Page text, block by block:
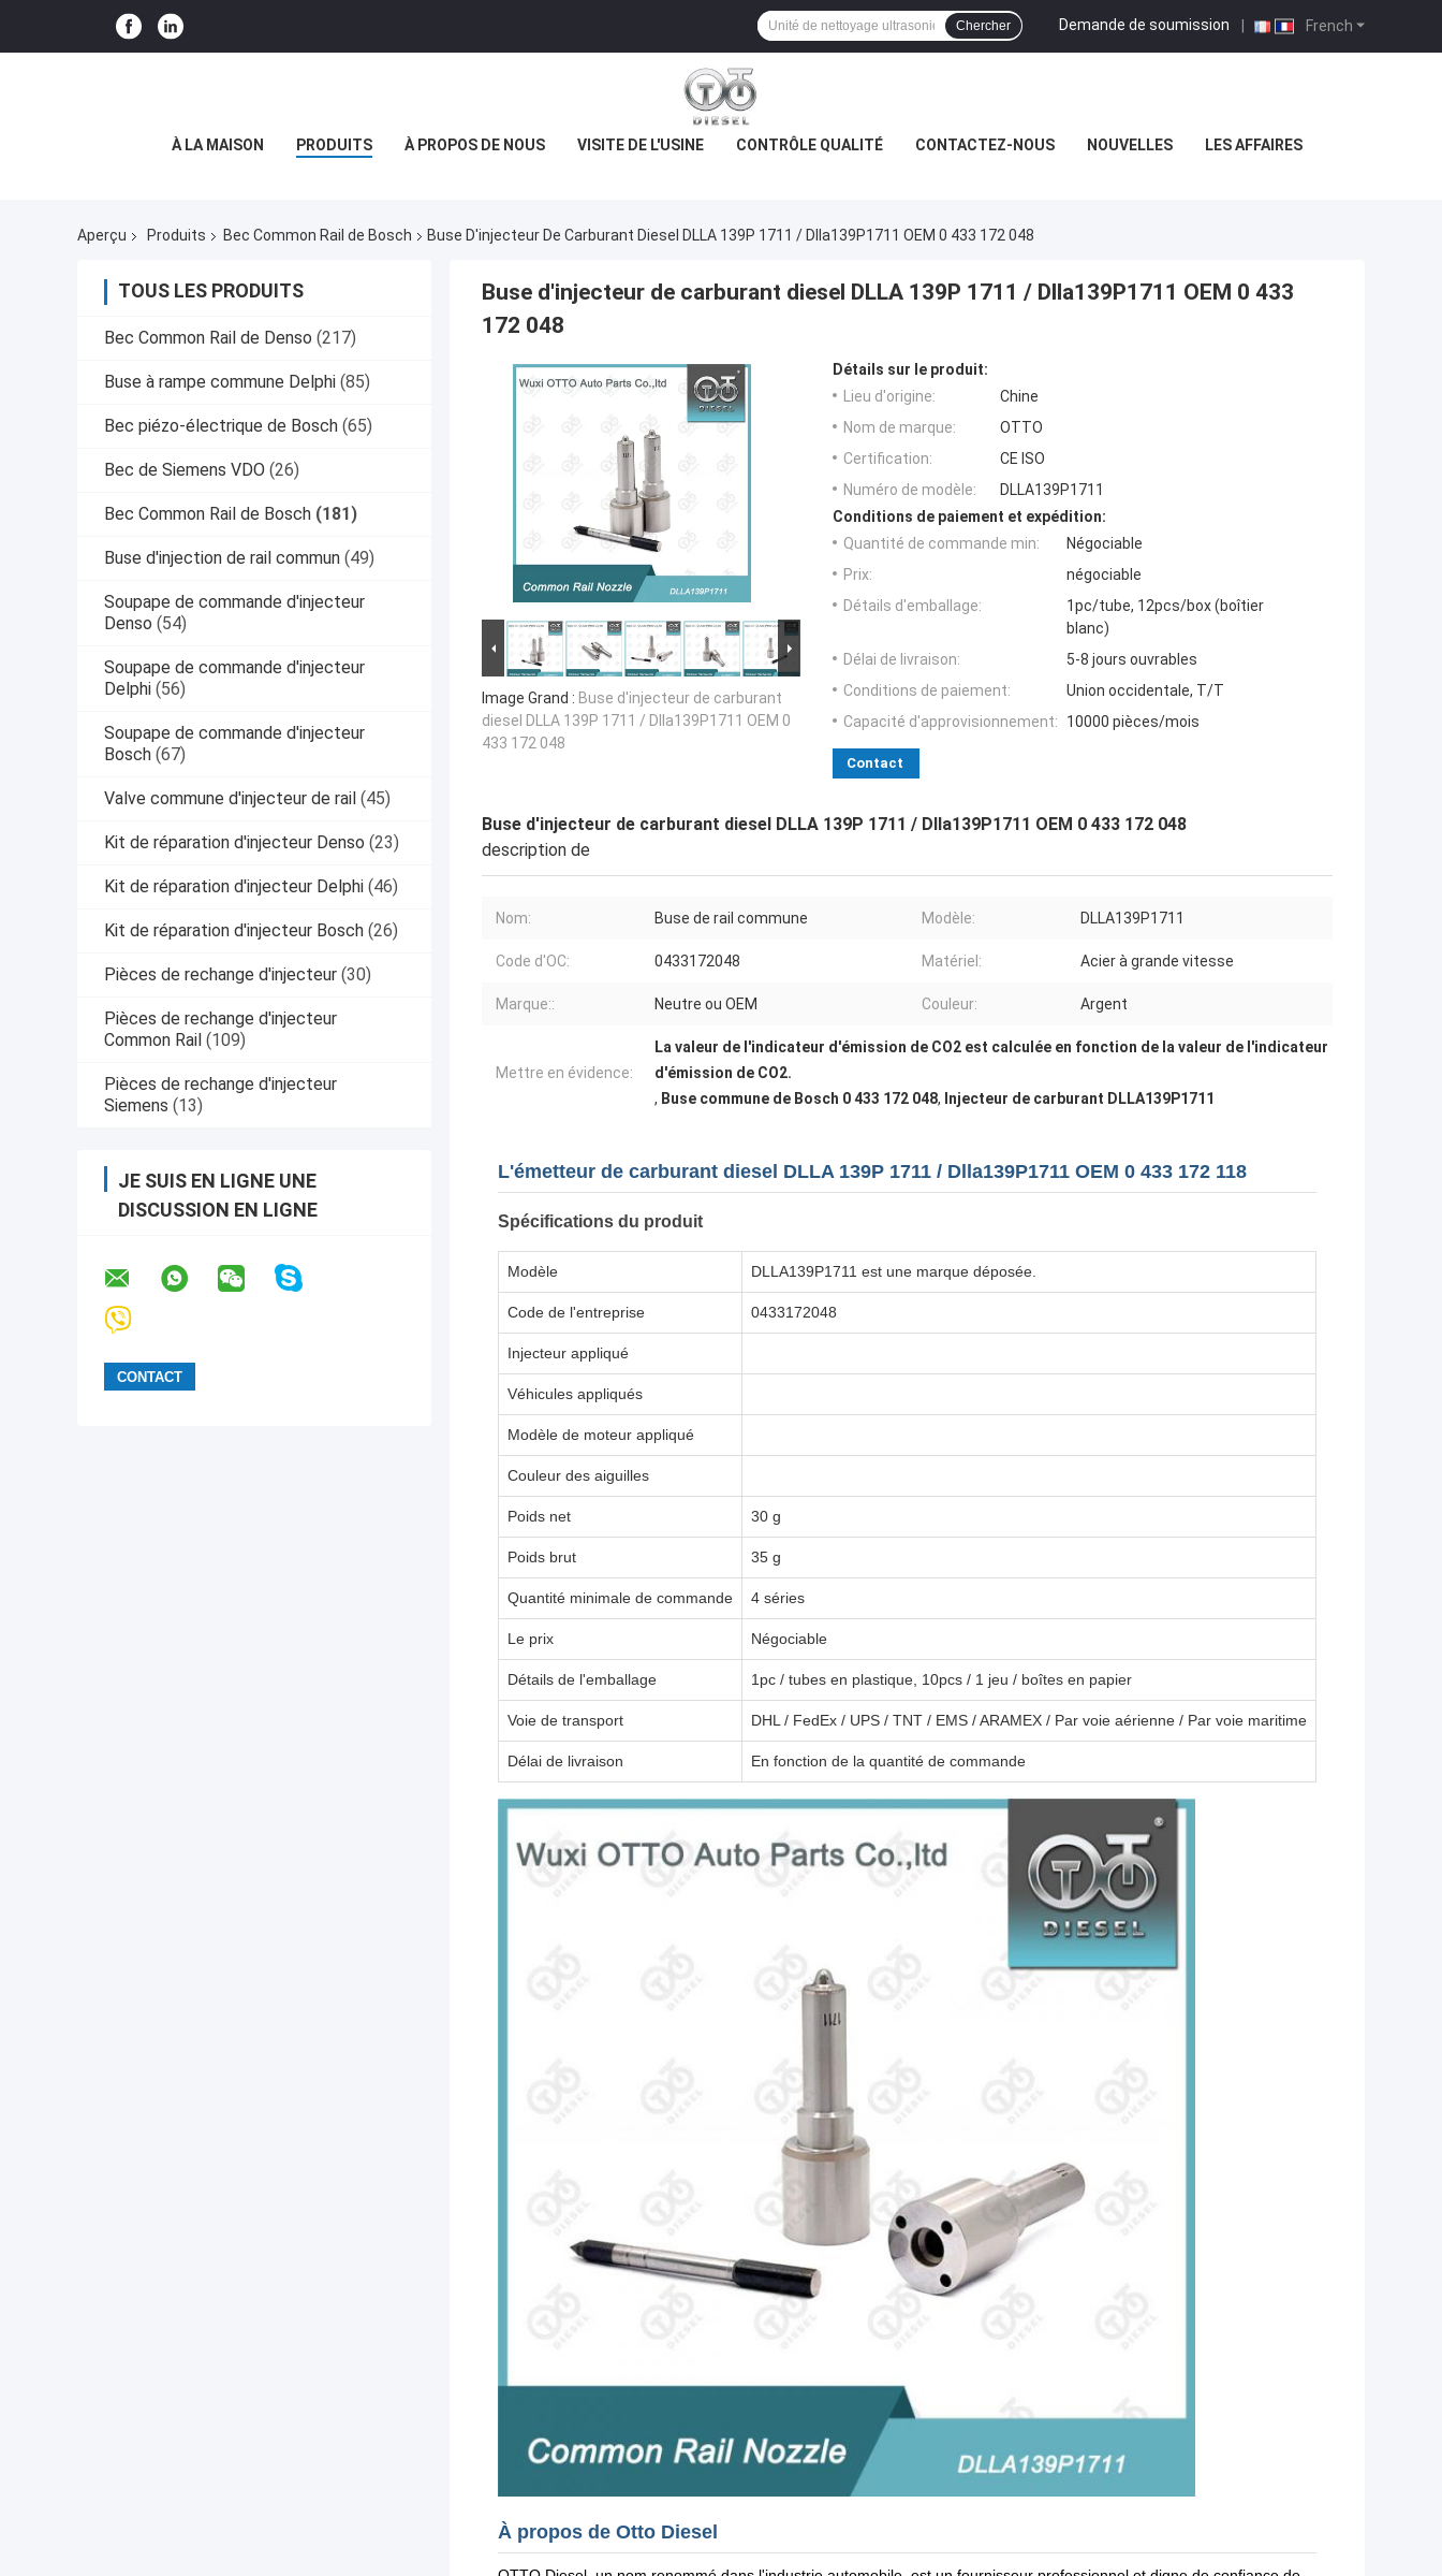
French
Demande de soumission |
Chercher
À LA MAISON PRODUITS À PROPOS DE NOUS VISITE DE L'USINE CONTRÔLE QUALITÉ CONTACTEZ-NOUS NOUVELLES LES AFFAIRES
Aperçu Produits Bec Common Rail de Bosch Buse D'injecteur De Carburant Diesel DLLA 139P 1711 / Dlla139P1711 OEM 0 433 172 048
TOUS LES PRODUITS
Bec Common Rail de Denso (217)
Buse à rampe commune Delphi (85)
Bec piézo-électrique de Bosch (65)
Bec de Siemens VDO (26)
Bec Common Rail de Bosch (181)
Buse d'injection de rail commun (49)
Soupape de commande d'injecteur
Denso (54)
Soupape de commande d'injecteur
Delphi (56)
Soupape de commande d'injecteur
Bosch (67)
Valve commune d'injecteur de rail (45)
Kit de réparation d'injecteur Denso (23)
Kit de réparation d'injecteur Delphi (46)
Kit de réparation d'injecteur Bosch (26)
Pièces de rechange d'injecteur (30)
Pièces de rechange d'injecteur
Common Rail (109)
Pièces de rechange d'injecteur
Siemens (13)
JE SUIS EN LIGNE UNE
DISCUSSION EN LIGNE
Buse d'injecteur de carburant diesel DLLA 139P 1711 / Dlla139P1711 OEM 0 433
172 048
Image Grand : Buse d'injecteur de carburant
diesel DLLA 139P 1711 / Dlla139P1711 OEM 0
433 172 048
Détails sur le produit:
Lieu d'origine:
Chine
Nom de marque:
OTTO
Certification:
CE ISO
Numéro de modèle:
DLLA139P1711
Conditions de paiement et expédition:
Quantité de commande min:
Négociable
Prix:
négociable
Détails d'emballage:
1pc/tube, 12pcs/box (boîtier
blanc)
Délai de livraison:
5-8 jours ouvrables
Conditions de paiement:
Union occidentale, T/T
Capacité d'approvisionnement:
10000 pièces/mois
Contact
Buse d'injecteur de carburant diesel DLLA 139P 1711 / Dlla139P1711 OEM 0 433 172 048
description de
Nom: Buse de rail commune Modèle: DLLA139P1711
Code d'OC: 0433172048 Matériel: Acier à grande vitesse
Marque:: Neutre ou OEM Couleur: Argent
Mettre en évidence:
La valeur de l'indicateur d'émission de CO2 est calculée en fonction de la valeur de l'indicateur
d'émission de CO2.
, Buse commune de Bosch 0 433 172 048, Injecteur de carburant DLLA139P1711
L'émetteur de carburant diesel DLLA 139P 1711 / Dlla139P1711 OEM 0 433 172 118
Spécifications du produit
Modèle DLLA139P1711 est une marque déposée.
Code de l'entreprise 0433172048
Injecteur appliqué
Véhicules appliqués
Modèle de moteur appliqué
Couleur des aiguilles
Poids net 30 g
Poids brut 35 g
Quantité minimale de commande 4 séries
Le prix Négociable
Détails de l'emballage 1pc / tubes en plastique, 10pcs / 1 jeu / boîtes en papier
Voie de transport DHL / FedEx / UPS / TNT / EMS / ARAMEX / Par voie aérienne / Par voie maritime
Délai de livraison En fonction de la quantité de commande
À propos de Otto Diesel